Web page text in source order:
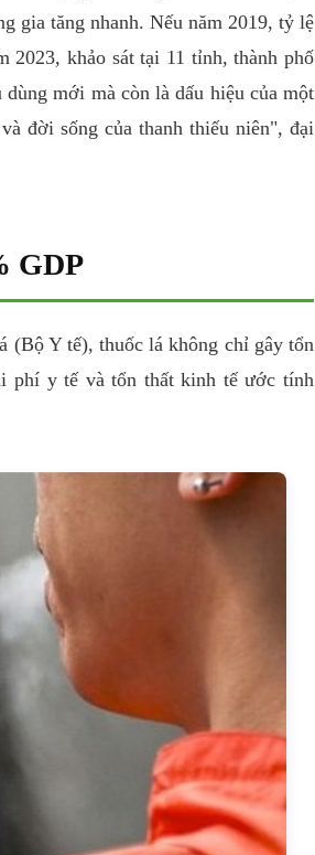
gia tăng nhanh. Nếu năm 2019, tỷ lệ
2023, khảo sát tại 11 tỉnh, thành phố
mới mà còn là dấu hiệu của một
đời sống của thanh thiếu niên", đại
GDP
(Bộ Y tế), thuốc lá không chỉ gây tổn
phí y tế và tổn thất kinh tế ước tính